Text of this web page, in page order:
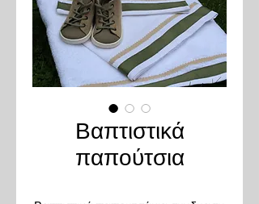
Βαπτιστικά
παπούτσια